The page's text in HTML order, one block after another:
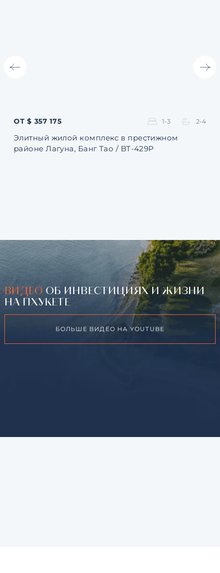
ОТ $ 357 175 1-3 2-4
Элитный жилой комплекс в престижном
районе Лагуна, Банг Тао / BT-429P
ВИДЕО ОБ ИНВЕСТИЦИЯХ И ЖИЗНИ
НА ПХУКЕТЕ
БОЛЬШЕ ВИДЕО НА YOUTUBE